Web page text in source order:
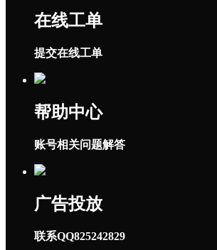
在线工单
提交在线工单
帮助中心
账号相关问题解答
广告投放
联系QQ825242829